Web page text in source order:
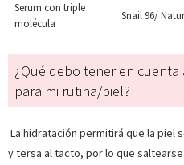
Serum con triple
molécula
Snail 96/
¿Qué debo tener en
para mi rutina/piel?
La hidratación permitirá que la piel
y tersa al tacto, por lo que